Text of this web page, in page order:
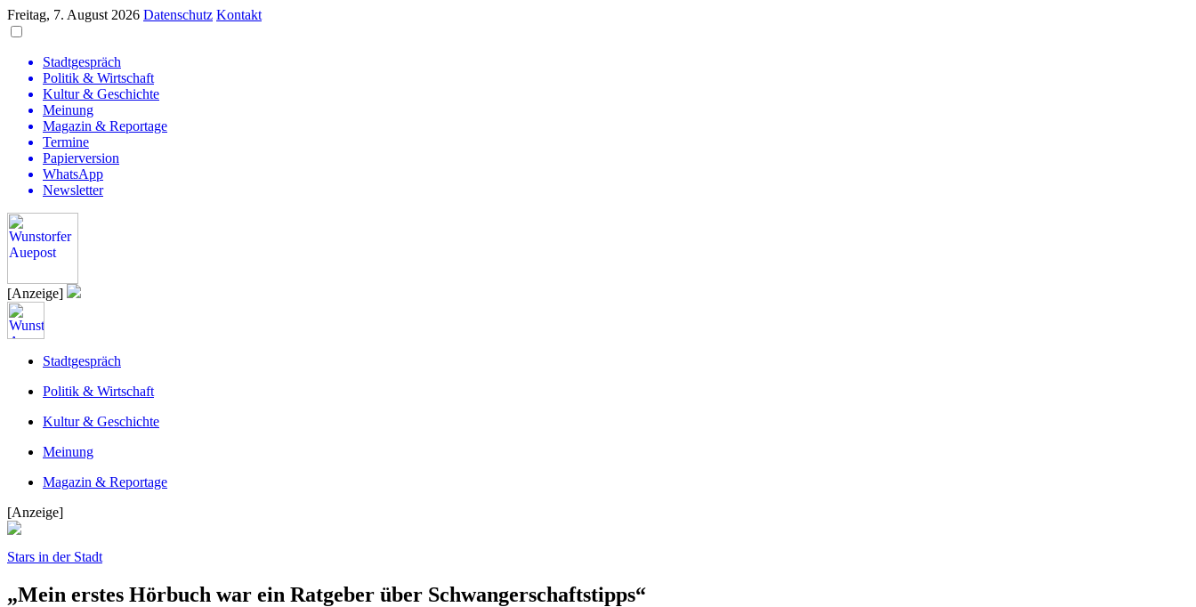
Freitag, 7. August 2026 Datenschutz Kontakt
Stadtgespräch
Politik & Wirtschaft
Kultur & Geschichte
Meinung
Magazin & Reportage
Termine
Papierversion
WhatsApp
Newsletter
[Anzeige]
Stadtgespräch
Politik & Wirtschaft
Kultur & Geschichte
Meinung
Magazin & Reportage
[Anzeige]
Stars in der Stadt
„Mein erstes Hörbuch war ein Ratgeber über Schwangerschaftstipps“